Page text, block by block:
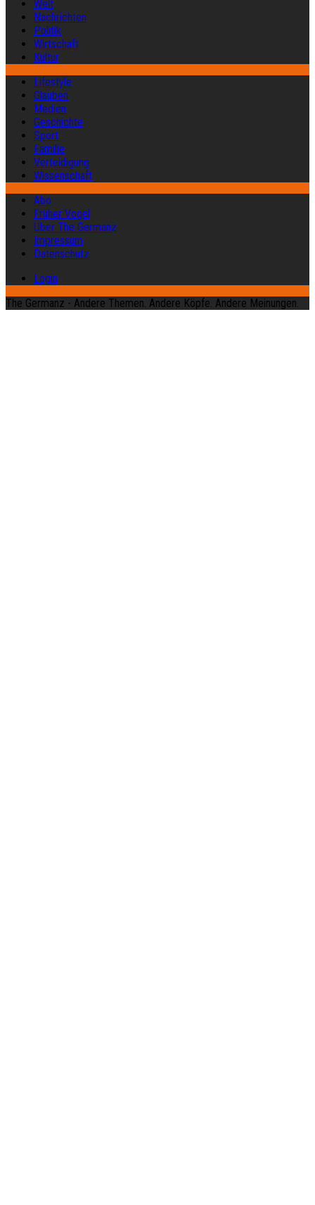
Welt
Nachrichten
Politik
Wirtschaft
Kultur
Lifestyle
Glauben
Medien
Geschichte
Sport
Familie
Verteidigung
Wissenschaft
Abo
Früher Vogel
Über The Germanz
Impressum
Datenschutz
Login
The Germanz - Andere Themen. Andere Köpfe. Andere Meinungen.